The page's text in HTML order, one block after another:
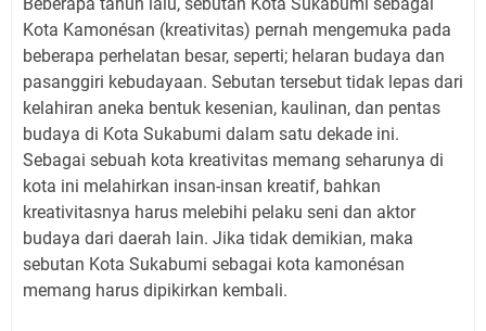
Kota Kamonésan (kreativitas) pernah mengemuka pada
beberapa perhelatan besar, seperti; helaran budaya dan
pasanggiri kebudayaan. Sebutan tersebut tidak lepas dari
kelahiran aneka bentuk kesenian, kaulinan, dan pentas
budaya di Kota Sukabumi dalam satu dekade ini.
Sebagai sebuah kota kreativitas memang seharunya di
kota ini melahirkan insan-insan kreatif, bahkan
kreativitasnya harus melebihi pelaku seni dan aktor
budaya dari daerah lain. Jika tidak demikian, maka
sebutan Kota Sukabumi sebagai kota kamonésan
memang harus dipikirkan kembali.